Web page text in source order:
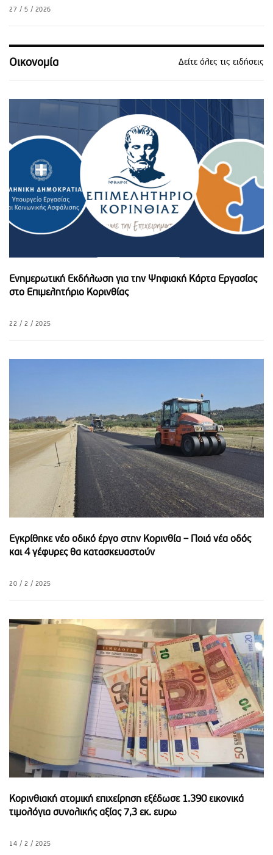
27 / 5 / 2026
Οικονομία Δείτε όλες τις ειδήσεις
Ενημερωτική Εκδήλωση για την Ψηφιακή Κάρτα Εργασίας
στο Επιμελητήριο Κορινθίας
22 / 2 / 2025
Εγκρίθηκε νέο οδικό έργο στην Κορινθία – Ποιά νέα οδός
και 4 γέφυρες θα κατασκευαστούν
20 / 2 / 2025
Κορινθιακή ατομική επιχείρηση εξέδωσε 1.390 εικονικά
τιμολόγια συνολικής αξίας 7,3 εκ. ευρω
14 / 2 / 2025